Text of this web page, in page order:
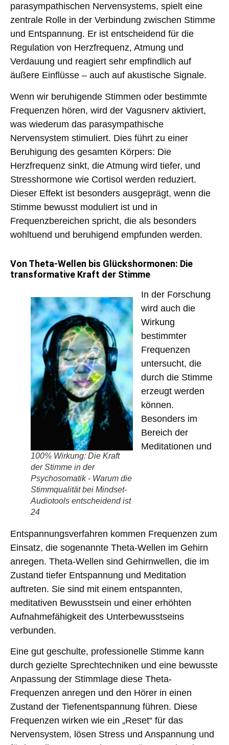
parasympathischen Nervensystems, spielt eine
zentrale Rolle in der Verbindung zwischen Stimme
und Entspannung. Er ist entscheidend für die
Regulation von Herzfrequenz, Atmung und
Verdauung und reagiert sehr empfindlich auf
äußere Einflüsse – auch auf akustische Signale.
Wenn wir beruhigende Stimmen oder bestimmte
Frequenzen hören, wird der Vagusnerv aktiviert,
was wiederum das parasympathische
Nervensystem stimuliert. Dies führt zu einer
Beruhigung des gesamten Körpers: Die
Herzfrequenz sinkt, die Atmung wird tiefer, und
Stresshormone wie Cortisol werden reduziert.
Dieser Effekt ist besonders ausgeprägt, wenn die
Stimme bewusst moduliert ist und in
Frequenzbereichen spricht, die als besonders
wohltuend und beruhigend empfunden werden.
Von Theta-Wellen bis Glückshormonen: Die
transformative Kraft der Stimme
100% Wirkung: Die Kraft
der Stimme in der
Psychosomatik - Warum die
Stimmqualität bei Mindset-
Audiotools entscheidend ist
24
In der Forschung
wird auch die
Wirkung
bestimmter
Frequenzen
untersucht, die
durch die Stimme
erzeugt werden
können.
Besonders im
Bereich der
Meditationen und
Entspannungsverfahren kommen Frequenzen zum
Einsatz, die sogenannte Theta-Wellen im Gehirn
anregen. Theta-Wellen sind Gehirnwellen, die im
Zustand tiefer Entspannung und Meditation
auftreten. Sie sind mit einem entspannten,
meditativen Bewusstsein und einer erhöhten
Aufnahmefähigkeit des Unterbewusstseins
verbunden.
Eine gut geschulte, professionelle Stimme kann
durch gezielte Sprechtechniken und eine bewusste
Anpassung der Stimmlage diese Theta-
Frequenzen anregen und den Hörer in einen
Zustand der Tiefenentspannung führen. Diese
Frequenzen wirken wie ein „Reset“ für das
Nervensystem, lösen Stress und Anspannung und